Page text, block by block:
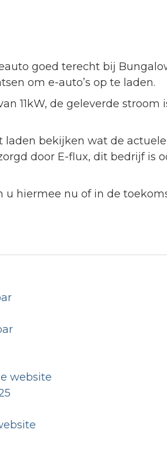
goed terecht bij
om e-auto’s op te laden.
11kW, de geleverde stroom
bekijken wat de
door E-flux, dit bedrijf is
hiermee nu of in de
website